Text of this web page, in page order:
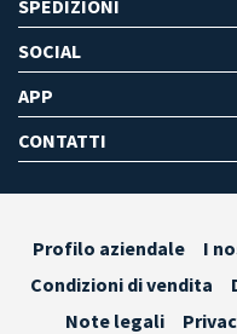
SPEDIZIONI
SOCIAL
APP
CONTATTI
Profilo aziendale I
Condizioni di vendita
Note legali